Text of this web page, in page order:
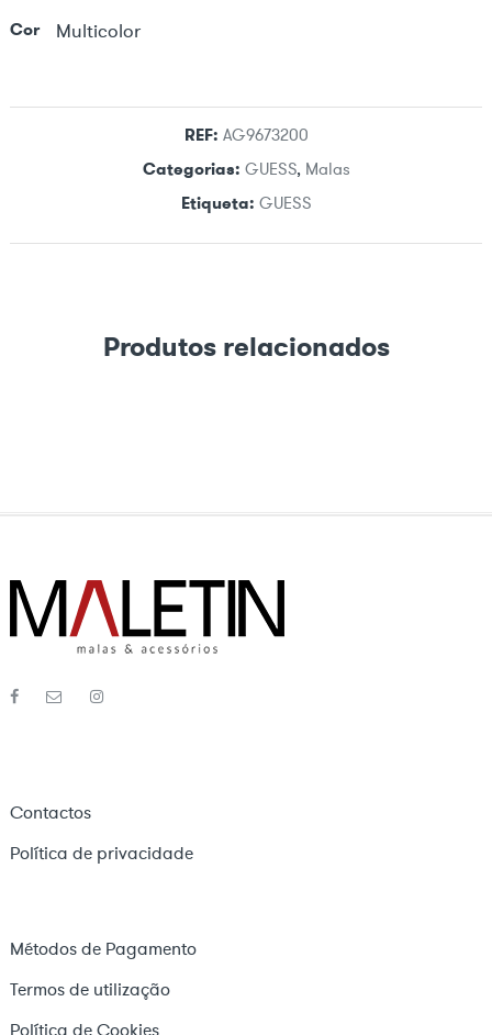
Cor Multicolor
REF: AG9673200
Categorias: GUESS, Malas
Etiqueta: GUESS
Produtos relacionados
Contactos
Política de privacidade
Métodos de Pagamento
Termos de utilização